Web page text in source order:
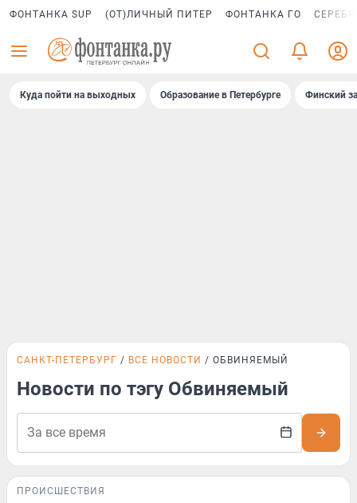
ФОНТАНКА SUP (ОТ)ЛИЧНЫЙ ПИТЕР ФОНТАНКА ГО
Куда пойти на выходных Образование в Петербурге Финский
САНКТ-ПЕТЕРБУРГ ВСЕ НОВОСТИ ОБВИНЯЕМЫЙ
Новости по тэгу Обвиняемый
ПРОИСШЕСТВИЯ